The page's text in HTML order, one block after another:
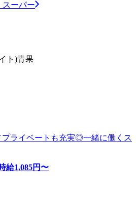
スーパー
ト)青果
プライベートも充実◎一緒に働くス
給1,085円〜